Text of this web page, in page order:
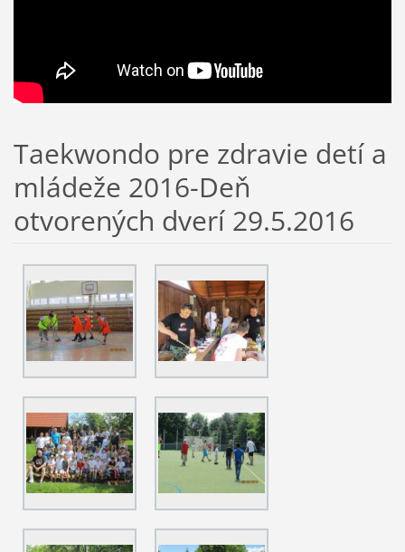
Taekwondo pre zdravie detí a
mládeže 2016-Deň
otvorených dverí 29.5.2016